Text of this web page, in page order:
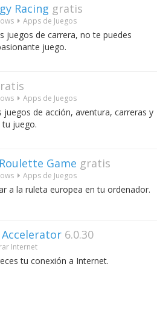
Racing gratis
Apps de Juegos
juegos de carrera, no te puedes
juego.
Apps de Juegos
juegos de acción, aventura, carreras y
tu juego.
Game gratis
Apps de Juegos
a la ruleta europea en tu ordenador.
6.0.30
Internet
tu conexión a Internet.